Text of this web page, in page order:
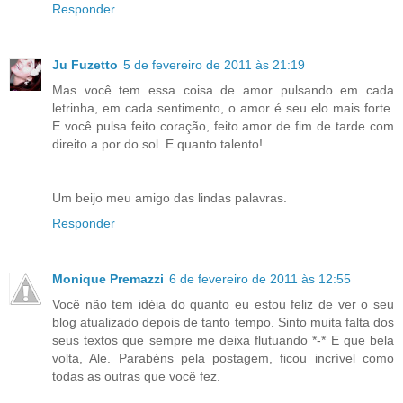
Responder
Ju Fuzetto 5 de fevereiro de 2011 às 21:19
Mas você tem essa coisa de amor pulsando em cada
letrinha, em cada sentimento, o amor é seu elo mais forte.
E você pulsa feito coração, feito amor de fim de tarde com
direito a por do sol. E quanto talento!
Um beijo meu amigo das lindas palavras.
Responder
Monique Premazzi 6 de fevereiro de 2011 às 12:55
Você não tem idéia do quanto eu estou feliz de ver o seu
blog atualizado depois de tanto tempo. Sinto muita falta dos
seus textos que sempre me deixa flutuando *-* E que bela
volta, Ale. Parabéns pela postagem, ficou incrível como
todas as outras que você fez.